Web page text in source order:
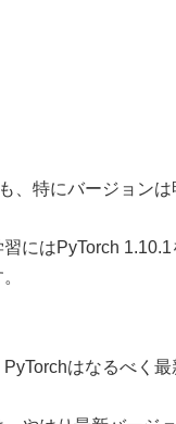
、特にバージョン
にはPyTorch
はなるべく